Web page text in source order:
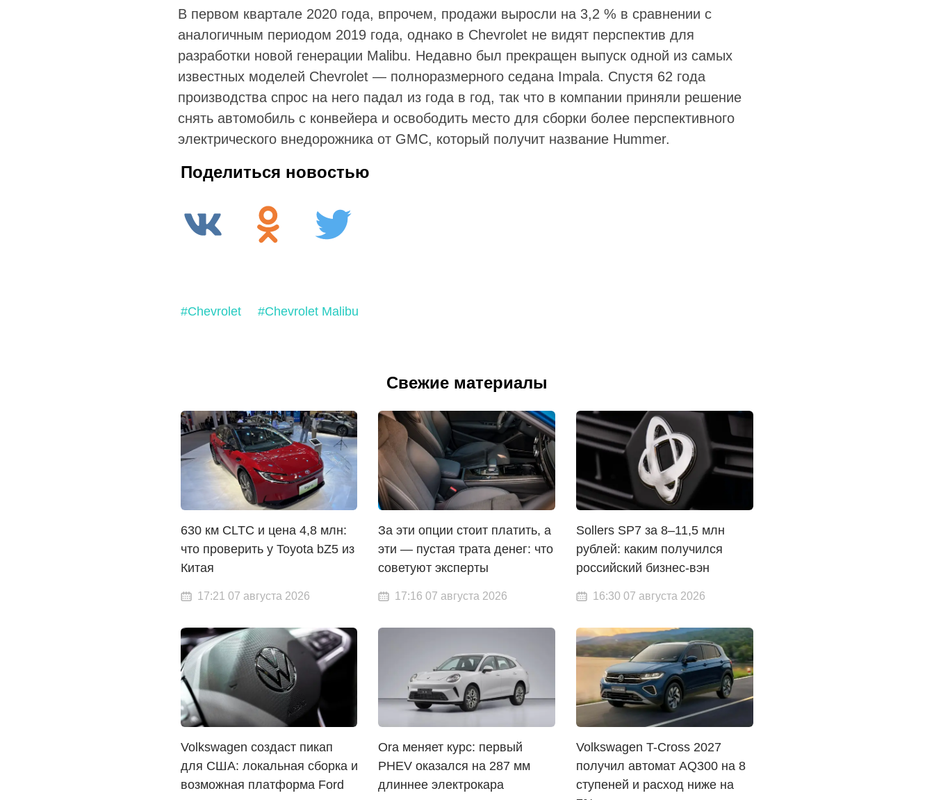
В первом квартале 2020 года, впрочем, продажи выросли на 3,2 % в сравнении с
аналогичным периодом 2019 года, однако в Chevrolet не видят перспектив для
разработки новой генерации Malibu. Недавно был прекращен выпуск одной из самых
известных моделей Chevrolet — полноразмерного седана Impala. Спустя 62 года
производства спрос на него падал из года в год, так что в компании приняли решение
снять автомобиль с конвейера и освободить место для сборки более перспективного
электрического внедорожника от GMC, который получит название Hummer.
Поделиться новостью
#Chevrolet #Chevrolet Malibu
Свежие материалы
630 км CLTC и цена 4,8 млн:
что проверить у Toyota bZ5 из
Китая
17:21 07 августа 2026
За эти опции стоит платить, а
эти — пустая трата денег: что
советуют эксперты
17:16 07 августа 2026
Sollers SP7 за 8–11,5 млн
рублей: каким получился
российский бизнес-вэн
16:30 07 августа 2026
Volkswagen создаст пикап
для США: локальная сборка и
возможная платформа Ford
Ora меняет курс: первый
PHEV оказался на 287 мм
длиннее электрокара
Volkswagen T-Cross 2027
получил автомат AQ300 на 8
ступеней и расход ниже на